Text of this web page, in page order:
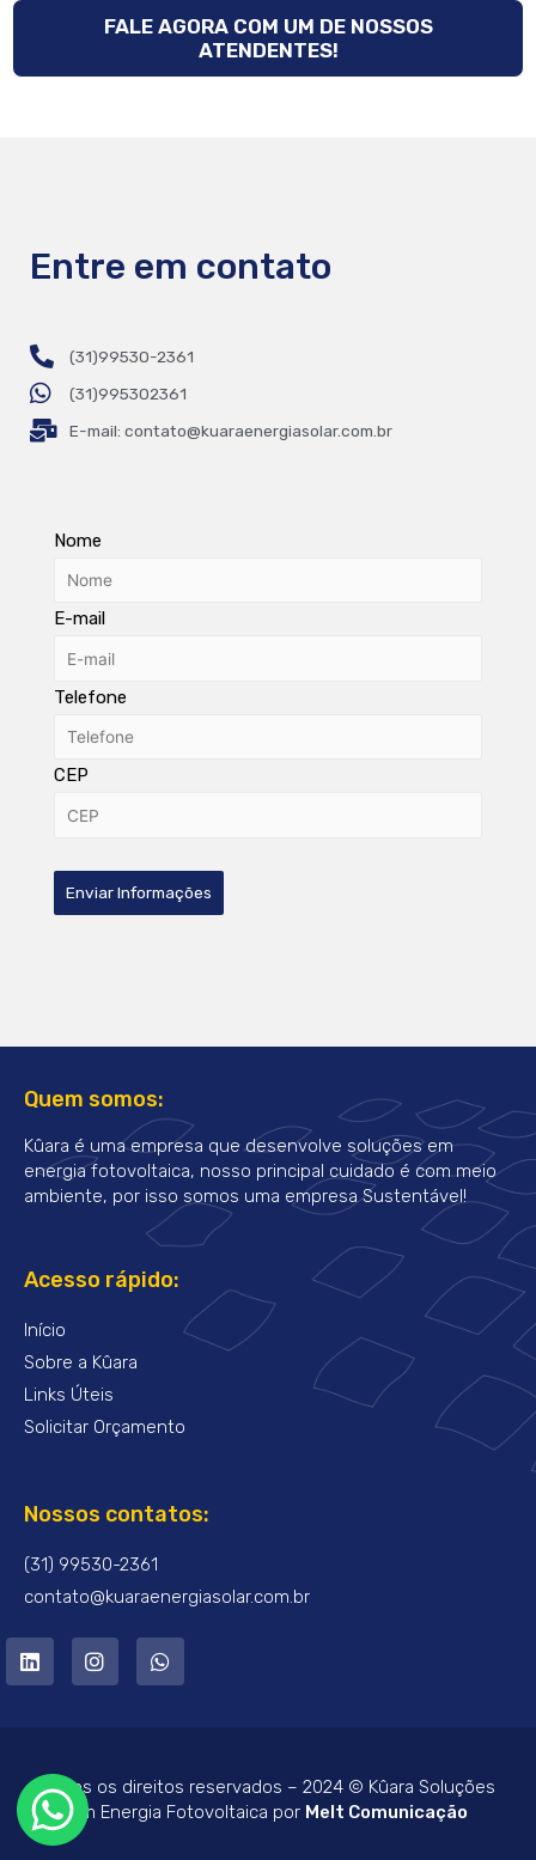
FALE AGORA COM UM DE NOSSOS
ATENDENTES!
Entre em contato
(31)99530-2361
(31)995302361
E-mail: contato@kuaraenergiasolar.com.br
Nome
E-mail
Telefone
CEP
Quem somos:
Kûara é uma empresa que desenvolve soluções em
energia fotovoltaica, nosso principal cuidado é com meio
ambiente, por isso somos uma empresa Sustentável!
Acesso rápido:
Início
Sobre a Kûara
Links Úteis
Solicitar Orçamento
Nossos contatos:
(31) 99530-2361
contato@kuaraenergiasolar.com.br
Todos os direitos reservados – 2024 © Kûara Soluções
em Energia Fotovoltaica por Melt Comunicação